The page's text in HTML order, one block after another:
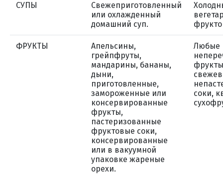
СУПЫ
Свежеприготовленный
или охлажденный
домашний суп.
ФРУКТЫ
Апельсины,
грейпфруты,
мандарины, бананы,
дыни,
приготовленные,
замороженные или
консервированные
фрукты,
пастеризованные
фруктовые соки,
консервированные
или в вакуумной
упаковке жареные
орехи.
Любые
соки,